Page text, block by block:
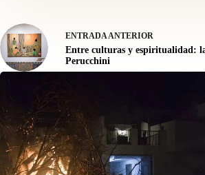
ENTRADA ANTERIOR
Entre culturas y espiritualidad:
Perucchini